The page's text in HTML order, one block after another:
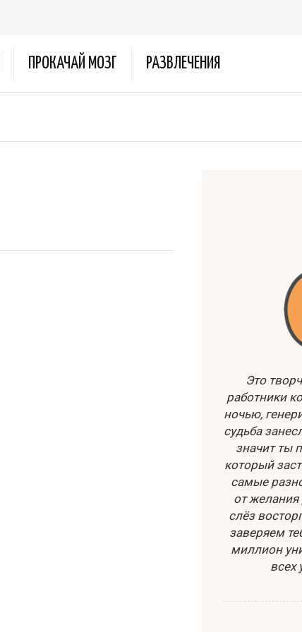
ПРОКАЧАЙ МОЗГ РАЗВЛЕЧЕНИЯ
Это
работники
ночью,
судьба
значит ты
который
самые
от желания
слёз
заверяем
миллион
всех